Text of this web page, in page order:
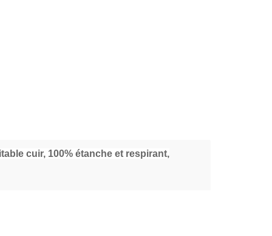
cuir, 100% étanche et respirant,